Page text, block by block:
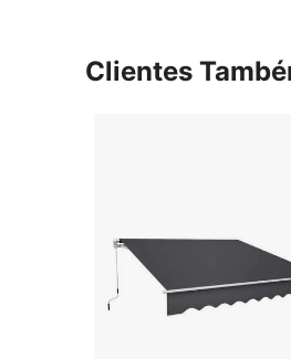
Clientes